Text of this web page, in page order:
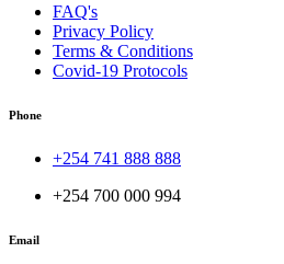
FAQ's
Privacy Policy
Terms & Conditions
Covid-19 Protocols
Phone
+254 741 888 888
+254 700 000 994
Email